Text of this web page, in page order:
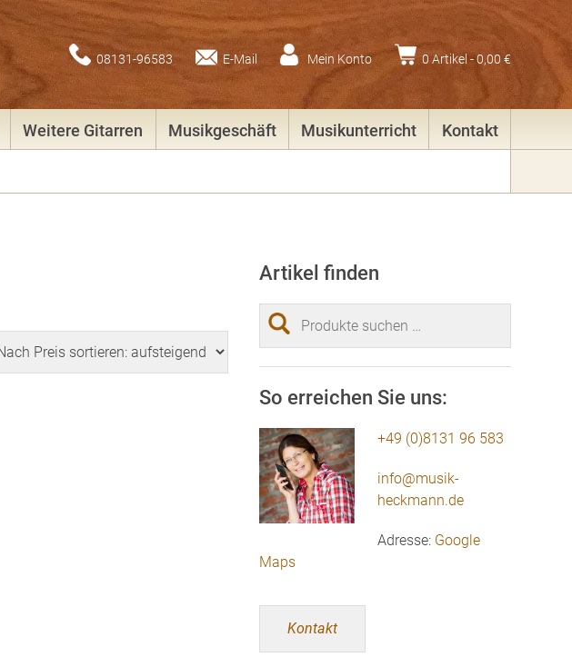
08131-96583 E-Mail Mein Konto 0 Artikel -0,00 €
Weitere Gitarren Musikgeschäft Musikunterricht Kontakt
Artikel finden
Suchen
nach:
So erreichen Sie uns:
+49 (0)8131 96 583
info@musik-
heckmann.de
Adresse: Google
Maps
Kontakt